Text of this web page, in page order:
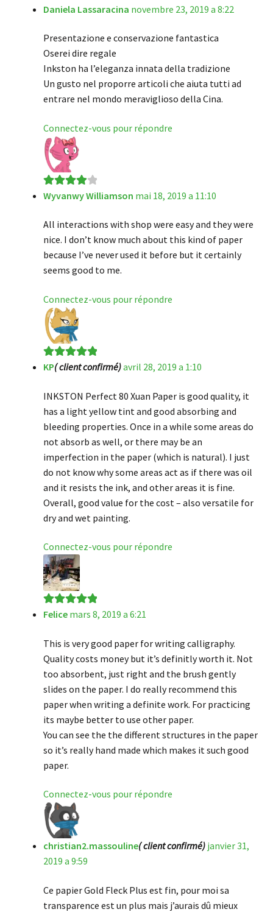
Note5sur 5
Daniela Lassaracina novembre 23, 2019 a 8:22
Presentazione e conservazione fantastica
Oserei dire regale
Inkston ha l’eleganza innata della tradizione
Un gusto nel proporre articoli che aiuta tutti ad
entrare nel mondo meraviglioso della Cina.
Connectez-vous pour répondre
Note4sur
Wyvanwy Williamson mai 18, 2019 a 11:10
All interactions with shop were easy and they were
nice. I don’t know much about this kind of paper
because I’ve never used it before but it certainly
seems good to me.
Connectez-vous pour répondre
Note5sur 5
KP( client confirmé)avril 28, 2019 a 1:10
INKSTON Perfect 80 Xuan Paper is good quality, it
has a light yellow tint and good absorbing and
bleeding properties. Once in a while some areas do
not absorb as well, or there may be an
imperfection in the paper (which is natural). I just
do not know why some areas act as if there was oil
and it resists the ink, and other areas it is fine.
Overall, good value for the cost – also versatile for
dry and wet painting.
Connectez-vous pour répondre
Note5 sur 5
Felice mars 8, 2019 a 6:21
This is very good paper for writing calligraphy.
Quality costs money but it’s definitly worth it. Not
too absorbent, just right and the brush gently
slides on the paper. I do really recommend this
paper when writing a definite work. For practicing
its maybe better to use other paper.
You can see the the different structures in the paper
so it’s really hand made which makes it such good
paper.
Connectez-vous pour répondre
christian2.massouline( client confirmé) janvier 31,
2019 a 9:59
Ce papier Gold Fleck Plus est fin, pour moi sa
transparence est un plus mais j’aurais dû mieux